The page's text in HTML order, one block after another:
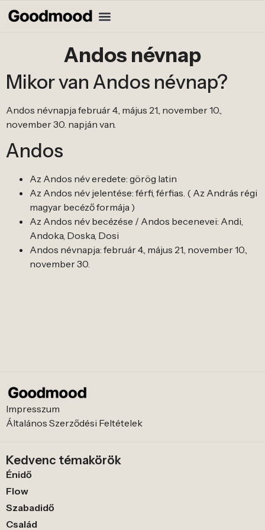
Andos névnap
Mikor van Andos névnap?
Andos névnapja február 4., május 21., november 10.,
november 30. napján van.
Andos
Az Andos név eredete: görög latin
Az Andos név jelentése: férfi, férfias. ( Az András régi
magyar becéző formája )
Az Andos név becézése / Andos becenevei: Andi,
Andoka, Doska, Dosi
Andos névnapja: február 4., május 21., november 10.,
november 30.
Impresszum
Általános Szerződési Feltételek
Kedvenc témakörök
Énidő
Flow
Szabadidő
Család